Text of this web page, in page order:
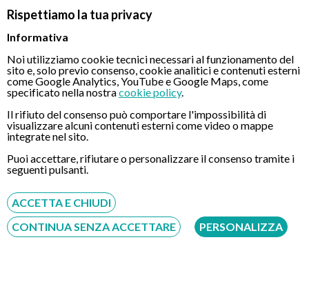
Rispettiamo la tua privacy
Informativa
Noi utilizziamo cookie tecnici necessari al funzionamento del
sito e, solo previo consenso, cookie analitici e contenuti esterni
come Google Analytics, YouTube e Google Maps, come
specificato nella nostracookie policy.
Il rifiuto del consenso può comportare l'impossibilità di
visualizzare alcuni contenuti esterni come video o mappe
integrate nel sito.
Puoi accettare, rifiutare o personalizzare il consenso tramite i
seguenti pulsanti.
ACCETTA E CHIUDI
CONTINUA SENZA ACCETTARE
PERSONALIZZA
“Digestendo”, piattaforma multidisciplinare per la gestione
del paziente gastroenterologico.
ATTIVITA’ DI RICERCA
Diagnosi e terapie innovative dell’esofago di Barrett
magnificazione delle lesioni early del tratto digestivo
Diagnosi precoce mediante fotoluminescenza delle lesioni
early del tratto digestivo
portale.
Terapia palliativa delle neoplasie del tratto digestivo (Laser,
Protesi, PDT, Argon beam ecc.)